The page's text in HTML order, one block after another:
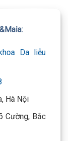
Da liễu
Hà Nội
Cường, Bắc